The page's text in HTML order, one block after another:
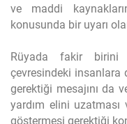
ve maddi
konusunda bir uyarı
Rüyada fakir birini
çevresindeki insanlara
gerektiği mesajını da
yardım elini
göstermesi gerektiği